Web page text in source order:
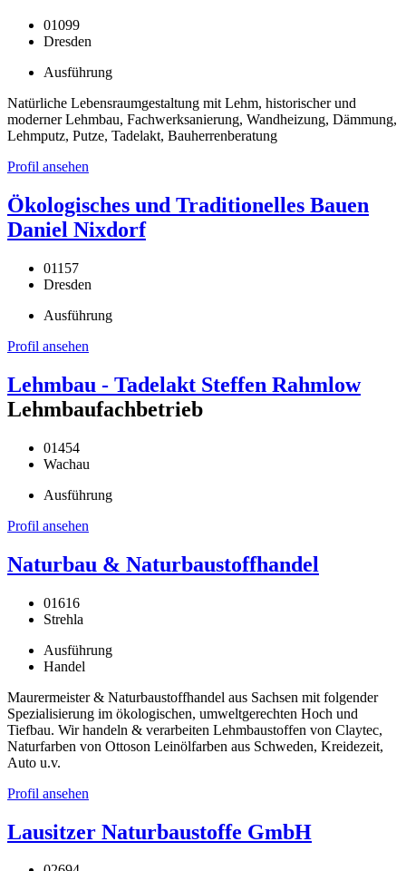
01099
Dresden
Ausführung
Natürliche Lebensraumgestaltung mit Lehm, historischer und
moderner Lehmbau, Fachwerksanierung, Wandheizung, Dämmung,
Lehmputz, Putze, Tadelakt, Bauherrenberatung
Profil ansehen
Ökologisches und Traditionelles Bauen
Daniel Nixdorf
01157
Dresden
Ausführung
Profil ansehen
Lehmbau - Tadelakt Steffen Rahmlow
Lehmbaufachbetrieb
01454
Wachau
Ausführung
Profil ansehen
Naturbau & Naturbaustoffhandel
01616
Strehla
Ausführung
Handel
Maurermeister & Naturbaustoffhandel aus Sachsen mit folgender
Spezialisierung im ökologischen, umweltgerechten Hoch und
Tiefbau. Wir handeln & verarbeiten Lehmbaustoffen von Claytec,
Naturfarben von Ottoson Leinölfarben aus Schweden, Kreidezeit,
Auto u.v.
Profil ansehen
Lausitzer Naturbaustoffe GmbH